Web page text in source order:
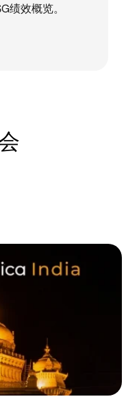
效概览。